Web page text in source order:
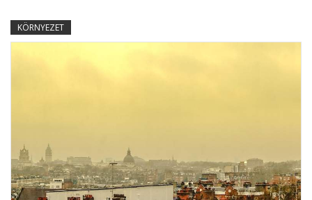
KÖRNYEZET